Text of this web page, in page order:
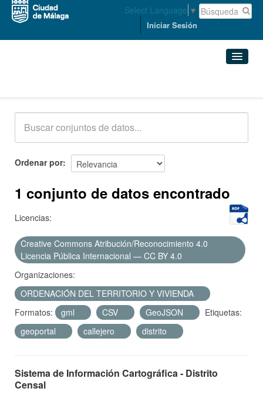
Select Language ▼
Iniciar Sesión
Acerca de
Ordenar por
1 conjunto de datos encontrado
Licencias:
Creative Commons Atribución/Reconocimiento 4.0
Licencia Pública Internacional — CC BY 4.0
Organizaciones:
ORDENACIÓN DEL TERRITORIO Y VIVIENDA
Formatos:
gml CSV GeoJSON
Etiquetas:
geoportal
callejero distrito
Sistema de Información Cartográfica - Distrito
Censal